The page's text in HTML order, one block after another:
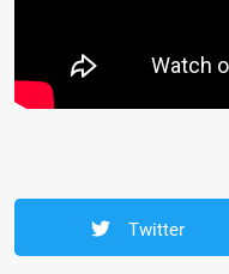
Twitter